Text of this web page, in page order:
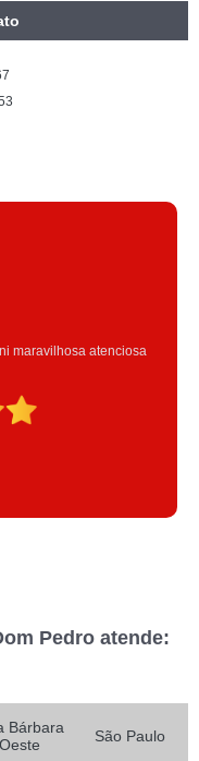
maravilhosa atenciosa
Pedro atende:
Bárbara
São Paulo